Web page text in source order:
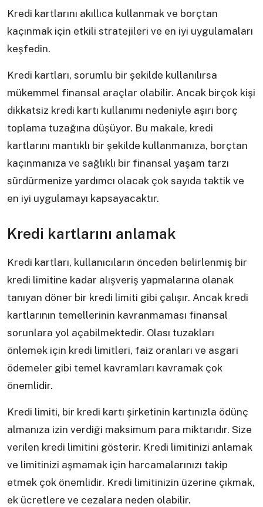
Kredi kartlarını akıllıca kullanmak ve borçtan
kaçınmak için etkili stratejileri ve en iyi uygulamaları
keşfedin.
Kredi kartları, sorumlu bir şekilde kullanılırsa
mükemmel finansal araçlar olabilir. Ancak birçok kişi
dikkatsiz kredi kartı kullanımı nedeniyle aşırı borç
toplama tuzağına düşüyor. Bu makale, kredi
kartlarını mantıklı bir şekilde kullanmanıza, borçtan
kaçınmanıza ve sağlıklı bir finansal yaşam tarzı
sürdürmenize yardımcı olacak çok sayıda taktik ve
en iyi uygulamayı kapsayacaktır.
Kredi kartlarını anlamak
Kredi kartları, kullanıcıların önceden belirlenmiş bir
kredi limitine kadar alışveriş yapmalarına olanak
tanıyan döner bir kredi limiti gibi çalışır. Ancak kredi
kartlarının temellerinin kavranmaması finansal
sorunlara yol açabilmektedir. Olası tuzakları
önlemek için kredi limitleri, faiz oranları ve asgari
ödemeler gibi temel kavramları kavramak çok
önemlidir.
Kredi limiti, bir kredi kartı şirketinin kartınızla ödünç
almanıza izin verdiği maksimum para miktarıdır. Size
verilen kredi limitini gösterir. Kredi limitinizi anlamak
ve limitinizi aşmamak için harcamalarınızı takip
etmek çok önemlidir. Kredi limitinizin üzerine çıkmak,
ek ücretlere ve cezalara neden olabilir.